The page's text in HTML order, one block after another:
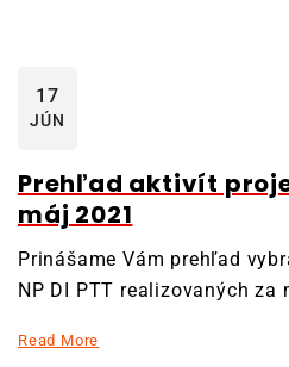
17
JÚN
Prehľad aktivít
máj 2021
Prinášame Vám prehľad
NP DI PTT realizovaných za
Read More